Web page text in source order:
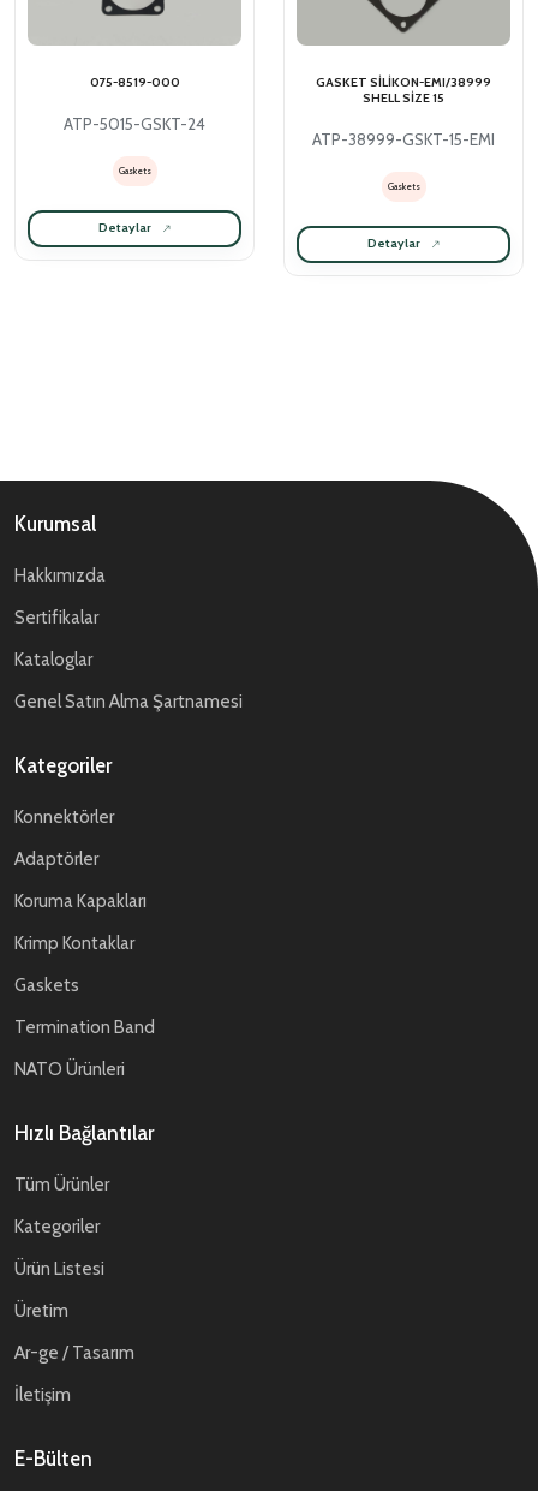
075-8519-000
ATP-5015-GSKT-24
Gaskets
Detaylar
GASKET SİLİKON-EMI/38999
SHELL SİZE 15
ATP-38999-GSKT-15-EMI
Gaskets
Detaylar
Kurumsal
Hakkımızda
Sertifikalar
Kataloglar
Genel Satın Alma Şartnamesi
Kategoriler
Konnektörler
Adaptörler
Koruma Kapakları
Krimp Kontaklar
Gaskets
Termination Band
NATO Ürünleri
Hızlı Bağlantılar
Tüm Ürünler
Kategoriler
Ürün Listesi
Üretim
Ar-ge / Tasarım
İletişim
E-Bülten